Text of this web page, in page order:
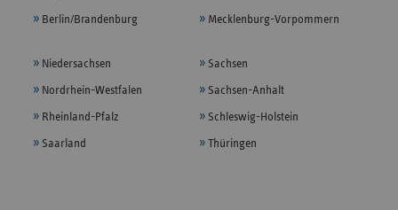
Berlin/Brandenburg Mecklenburg-Vorpommern
Niedersachsen
Nordrhein-Westfalen
Rheinland-Pfalz
Saarland
Sachsen
Sachsen-Anhalt
Schleswig-Holstein
Thüringen